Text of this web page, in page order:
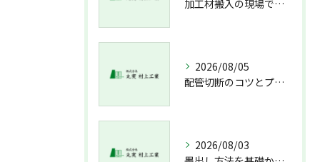
加工材搬入の現場で押さえておきたい流れと架台設置配管敷設までの実務解説
2026/08/05
配管切断のコツとプロが教える失敗しない工具選び
2026/08/03